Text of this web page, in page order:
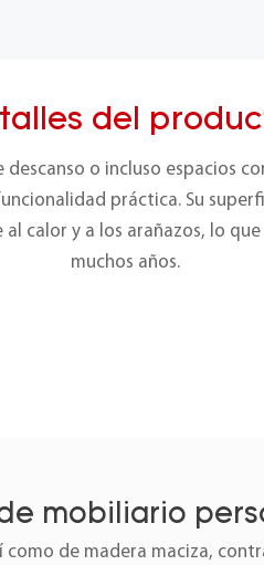
del
o incluso espacios
práctica. Su
calor y a los arañazos, lo
muchos años.
mobiliario
de madera maciza,